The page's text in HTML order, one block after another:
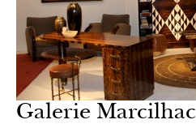
Galerie Marcilhac